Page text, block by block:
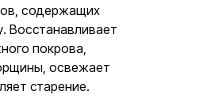
содержащих
Восстанавливает
покрова,
освежает
старение.